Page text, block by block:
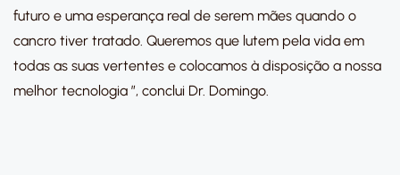
futuro e uma esperança real de serem mães quando o
cancro tiver tratado. Queremos que lutem pela vida em
todas as suas vertentes e colocamos à disposição a nossa
melhor tecnologia ”, conclui Dr. Domingo.